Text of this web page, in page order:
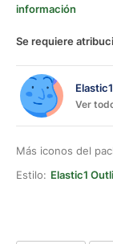
información
Se requiere
Elastic1
Ver
Más iconos del
Estilo: Elastic1